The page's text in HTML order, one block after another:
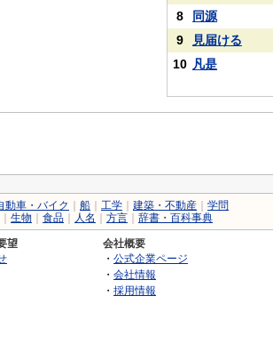
8
同源
9
見届ける
10 凡是
動車・バイク 船 工学 建築・不動産
学問
生物 食品 人名 方言 辞書・百科事典
望
会社概要
・ 公式企業ページ
・ 会社情報
・ 採用情報